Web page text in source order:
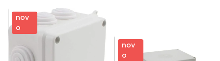
nov
o
nov
o